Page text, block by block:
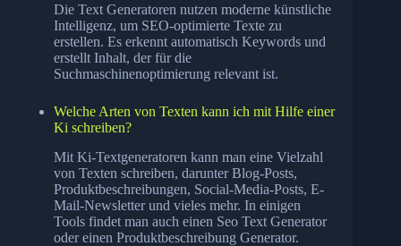
Die Text Generatoren nutzen moderne künstliche
Intelligenz, um SEO-optimierte Texte zu
erstellen. Es erkennt automatisch Keywords und
erstellt Inhalt, der für die
Suchmaschinenoptimierung relevant ist.
Welche Arten von Texten kann ich mit Hilfe einer
Ki schreiben?
Mit Ki-Textgeneratoren kann man eine Vielzahl
von Texten schreiben, darunter Blog-Posts,
Produktbeschreibungen, Social-Media-Posts, E-
Mail-Newsletter und vieles mehr. In einigen
Tools findet man auch einen Seo Text Generator
oder einen Produktbeschreibung Generator.